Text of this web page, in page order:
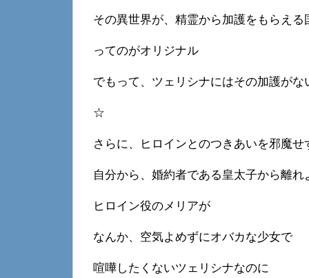
その異世界が、精霊から加護をもらえる
ってのがオリジナル
でもって、ツェリシナにはその加護がな
☆
さらに、ヒロインとのつきあいを邪魔せ
自分から、婚約者である皇太子から離れ
ヒロイン役のメリアが
なんか、空気よめずにオバカな少女で
喧嘩したくないツェリシナなのに